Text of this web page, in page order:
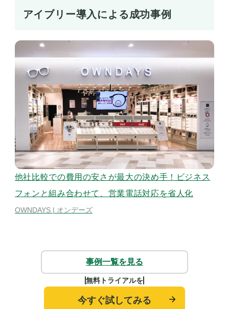
アイブリー導入による成功事例
他社比較での費用の安さが最大の決め手！ビジネス
フォンと組み合わせて、営業電話対応を省人化
OWNDAYS | オンデーズ
事例一覧を見る
無料トライアルを
今すぐ試してみる